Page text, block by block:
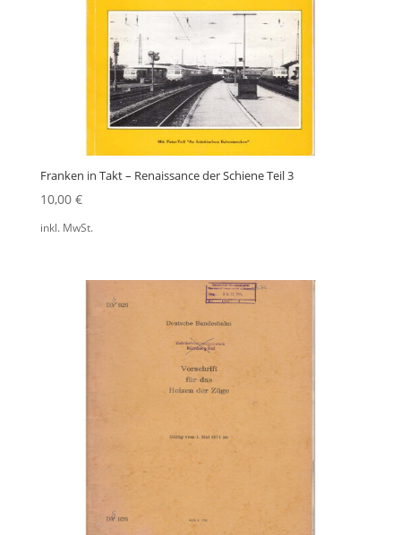
Franken in Takt – Renaissance der Schiene Teil 3
10,00 €
inkl. MwSt.